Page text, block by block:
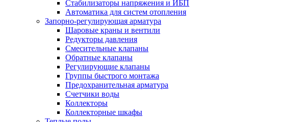
Стабилизаторы напряжения и ИБП
Автоматика для систем отопления
Запорно-регулирующая арматура
Шаровые краны и вентили
Редукторы давления
Смесительные клапаны
Обратные клапаны
Регулирующие клапаны
Группы быстрого монтажа
Предохранительная арматура
Счетчики воды
Коллекторы
Коллекторные шкафы